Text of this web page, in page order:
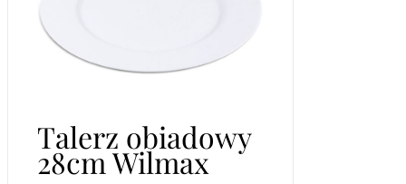
Talerz obiadowy
28cm Wilmax